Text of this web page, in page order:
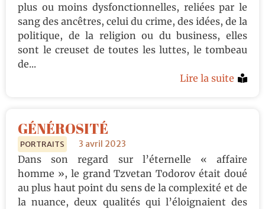
plus ou moins dysfonctionnelles, reliées par le
sang des ancêtres, celui du crime, des idées, de la
politique, de la religion ou du business, elles
sont le creuset de toutes les luttes, le tombeau
de...
Lire la suite
GÉNÉROSITÉ
PORTRAITS 3 avril 2023
Dans son regard sur l’éternelle « affaire
homme », le grand Tzvetan Todorov était doué
au plus haut point du sens de la complexité et de
la nuance, deux qualités qui l’éloignaient des